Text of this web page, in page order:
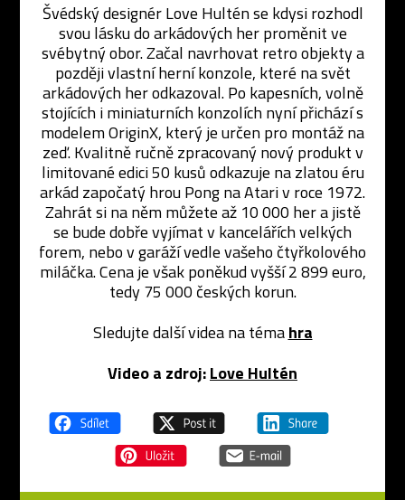
Švédský designér Love Hultén se kdysi rozhodl
svou lásku do arkádových her proměnit ve
svébytný obor. Začal navrhovat retro objekty a
později vlastní herní konzole, které na svět
arkádových her odkazoval. Po kapesních, volně
stojících i miniaturních konzolích nyní přichází s
modelem OriginX, který je určen pro montáž na
zeď. Kvalitně ručně zpracovaný nový produkt v
limitované edici 50 kusů odkazuje na zlatou éru
arkád započatý hrou Pong na Atari v roce 1972.
Zahrát si na něm můžete až 10 000 her a jistě
se bude dobře vyjímat v kancelářích velkých
forem, nebo v garáží vedle vašeho čtyřkolového
miláčka. Cena je však poněkud vyšší 2 899 euro,
tedy 75 000 českých korun.
Sledujte další videa na témahra
Video a zdroj:Love Hultén